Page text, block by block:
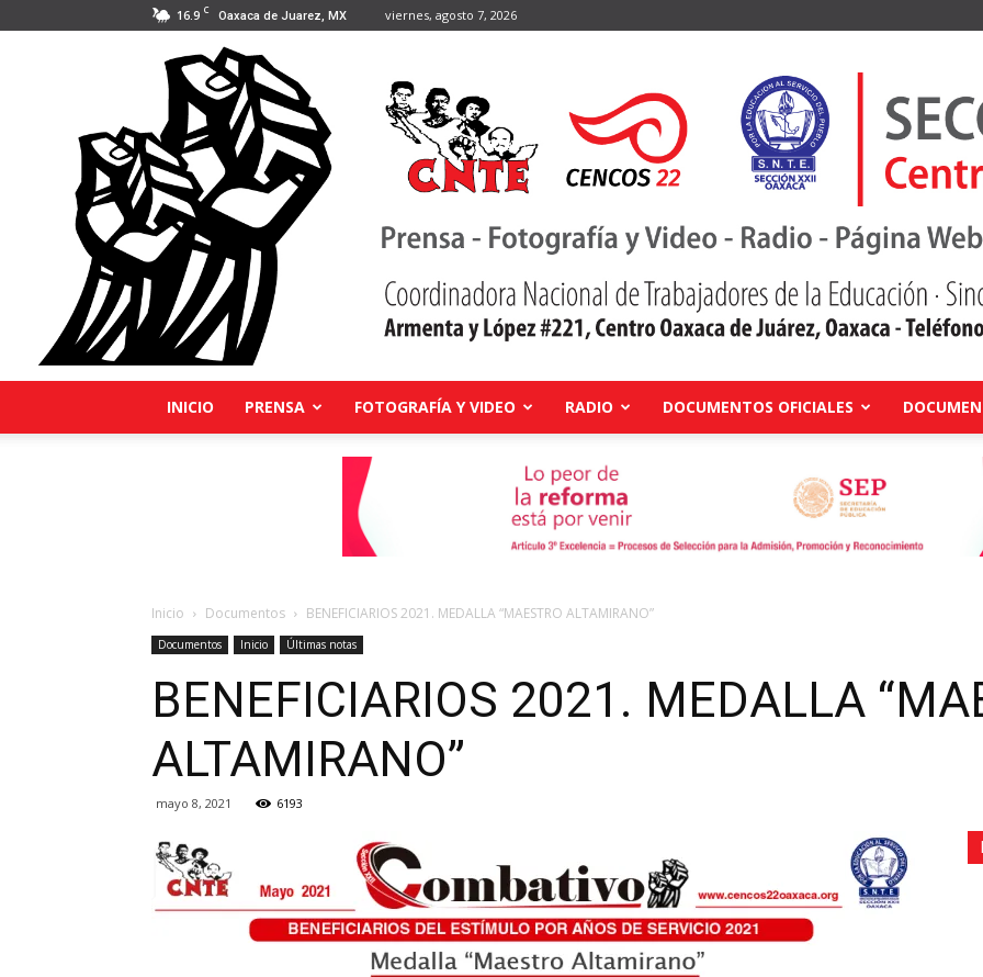
16.9 C Oaxaca de Juarez, MX viernes, agosto 7, 2026
INICIO PRENSA FOTOGRAFÍA Y VIDEO RADIO DOCUMENTOS OFICIALES
Inicio Documentos BENEFICIARIOS 2021. MEDALLA “MAESTRO ALTAMIRANO”
Documentos Inicio Últimas notas
BENEFICIARIOS 2021. MEDALLA
ALTAMIRANO”
mayo 8, 2021 6193